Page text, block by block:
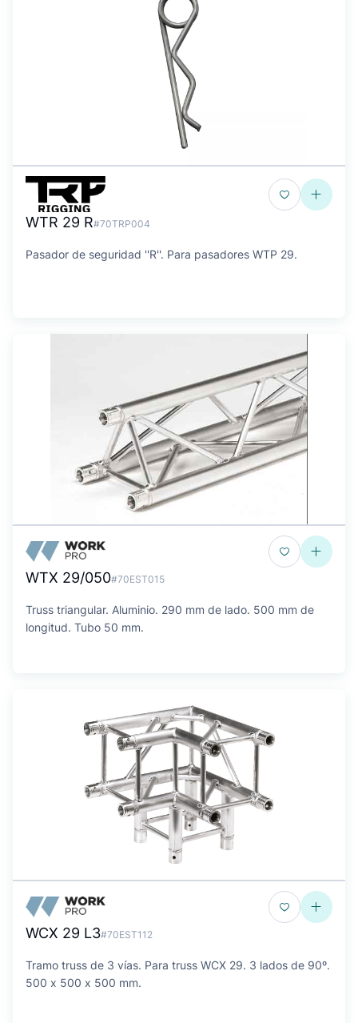
WTR 29 R#70TRP004
Pasador de seguridad ''R''. Para pasadores WTP 29.
WTX 29/050#70EST015
Truss triangular. Aluminio. 290 mm de lado. 500 mm de
longitud. Tubo 50 mm.
WCX 29 L3#70EST112
Tramo truss de 3 vías. Para truss WCX 29. 3 lados de 90º.
500 x 500 x 500 mm.